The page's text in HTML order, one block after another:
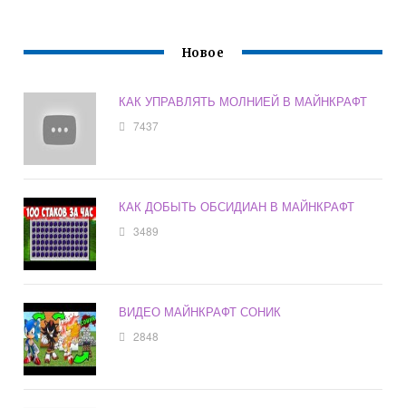
Новое
КАК УПРАВЛЯТЬ МОЛНИЕЙ В МАЙНКРАФТ
7437
КАК ДОБЫТЬ ОБСИДИАН В МАЙНКРАФТ
3489
ВИДЕО МАЙНКРАФТ СОНИК
2848